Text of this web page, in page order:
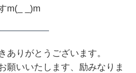
m(_ _)m
ありがとうございます。
願いいたします、励みなりま